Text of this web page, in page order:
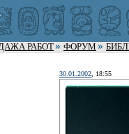
РАБОТ ФОРУМ
30.01.2002 , 18:55